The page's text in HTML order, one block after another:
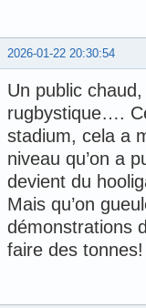
2026-01-22 20:30:54
Un public
rugbystique….
stadium, cela a
niveau qu’on a
devient du
Mais qu’on
démonstrations
faire des tonnes!